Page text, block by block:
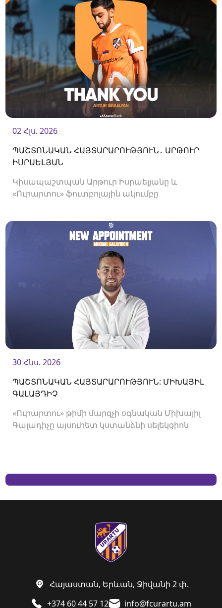
02 Հլս. 2026
ՊԱՇՏՈՆԱԿԱՆ ՀԱՅՏԱՐԱՐՈՒԹՅՈՒՆ․ ԱՐԹՈՒՐ
ԻՍՐԱԵԼՅԱՆ
Կիսապաշտպան Արթուր Իսրաելյանը և
«Ուրարտու» ֆուտբոլային ակումբը
30 Հնս. 2026
ՊԱՇՏՈՆԱԿԱՆ ՀԱՅՏԱՐԱՐՈՒԹՅՈՒՆ: ՄԻԽԱՅԻԼ
ԳԱԼԱՅԴԻՉ
«Ուրարտու» թիմի մարզչի օգնական Միխայիլ
Գալադիչը այսուհետ կստանձնի սելեկցիոն
+374 60 44 57 12 info@fcurartu.am
Հայաստան, Երևան, Ջիվանի 2 փ.